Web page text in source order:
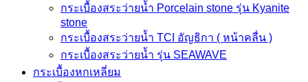
กระเบื้องสระว่ายนํ้า Porcelain stone รุ่น Kyanite
stone
กระเบื้องสระว่ายนํ้า TCI อัญธิกา ( หน้าคลื่น )
กระเบื้องสระว่ายนํ้า รุ่น SEAWAVE
กระเบื้องหกเหลี่ยม